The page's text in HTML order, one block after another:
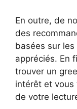
En outre, de
des
basées sur les
appréciés. En
trouver un
intérêt et vous
de votre